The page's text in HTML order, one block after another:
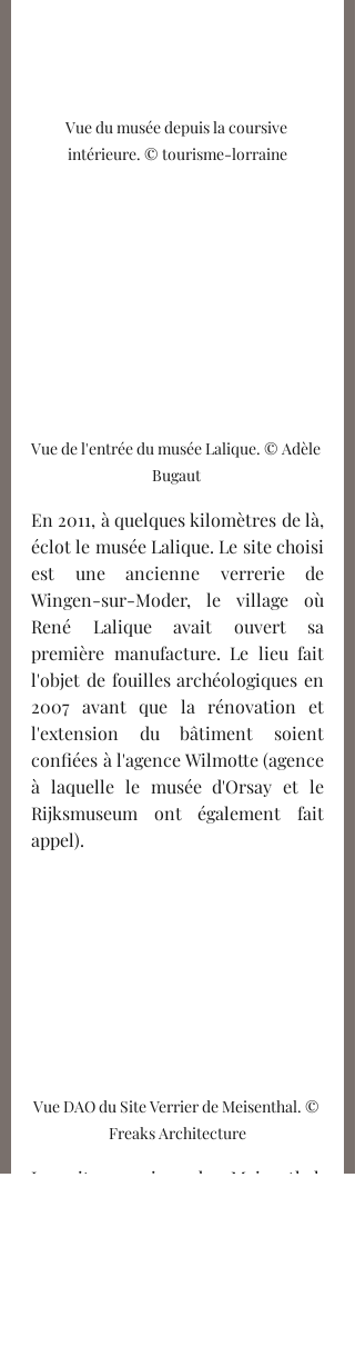
Vue du musée depuis la coursive
intérieure. © tourisme-lorraine
Vue de l'entrée du musée Lalique. © Adèle
Bugaut
En 2011, à quelques kilomètres de là,
éclot le musée Lalique. Le site choisi
est une ancienne verrerie de
Wingen-sur-Moder, le village où
René Lalique avait ouvert sa
première manufacture. Le lieu fait
l'objet de fouilles archéologiques en
2007 avant que la rénovation et
l'extension du bâtiment soient
confiées à l'agence Wilmotte (agence
à laquelle le musée d'Orsay et le
Rijksmuseum ont également fait
appel).
Vue DAO du Site Verrier de Meisenthal. ©
Freaks Architecture
Le site verrier de Meisenthal,